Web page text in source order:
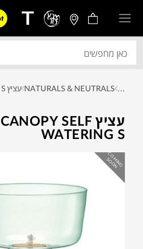
...
NATURALS & NEUTRALS
עציץ CANOPY SELF
WATERING S
C
O
M
IN
G
S
O
O
N